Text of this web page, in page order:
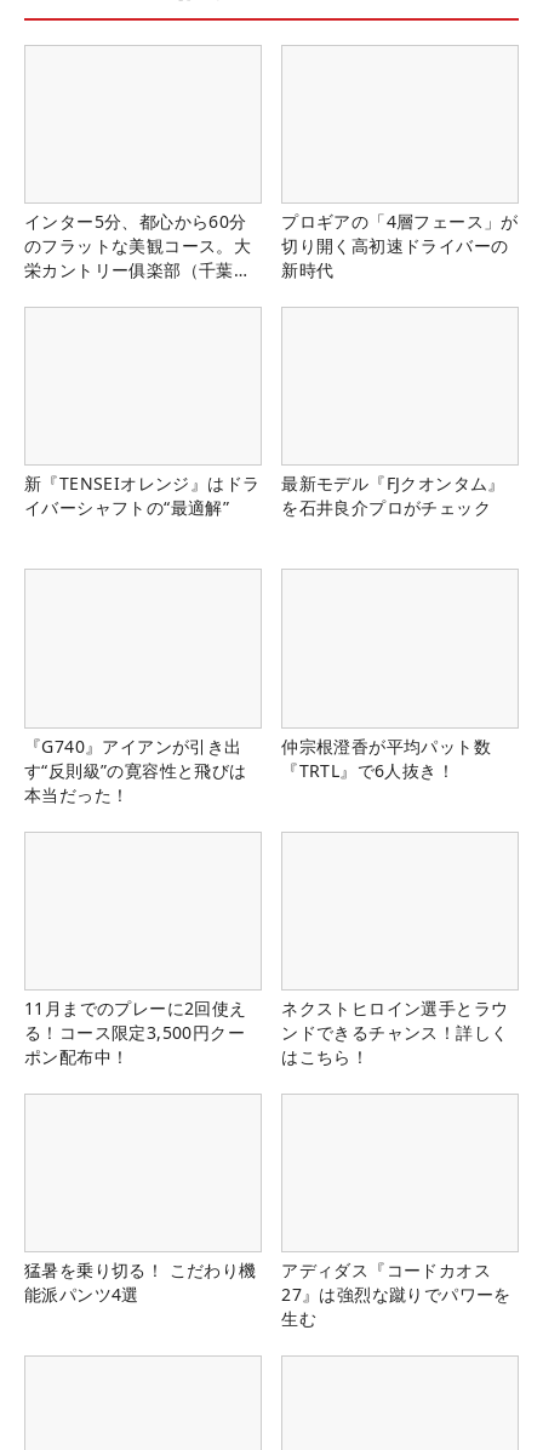
インター5分、都心から60分
のフラットな美観コース。大
栄カントリー俱楽部（千葉
プロギアの「4層フェース」が
切り開く高初速ドライバーの
新時代
新『TENSEIオレンジ』はドラ
イバーシャフトの“最適解”
最新モデル『FJクオンタム』
を石井良介プロがチェック
『G740』アイアンが引き出
す“反則級”の寛容性と飛びは
本当だった！
仲宗根澄香が平均パット数
『TRTL』で6人抜き！
11月までのプレーに2回使え
る！コース限定3,500円クー
ポン配布中！
ネクストヒロイン選手とラウ
ンドできるチャンス！詳しく
はこちら！
猛暑を乗り切る！ こだわり機
能派パンツ4選
アディダス『コードカオス
27』は強烈な蹴りでパワーを
生む